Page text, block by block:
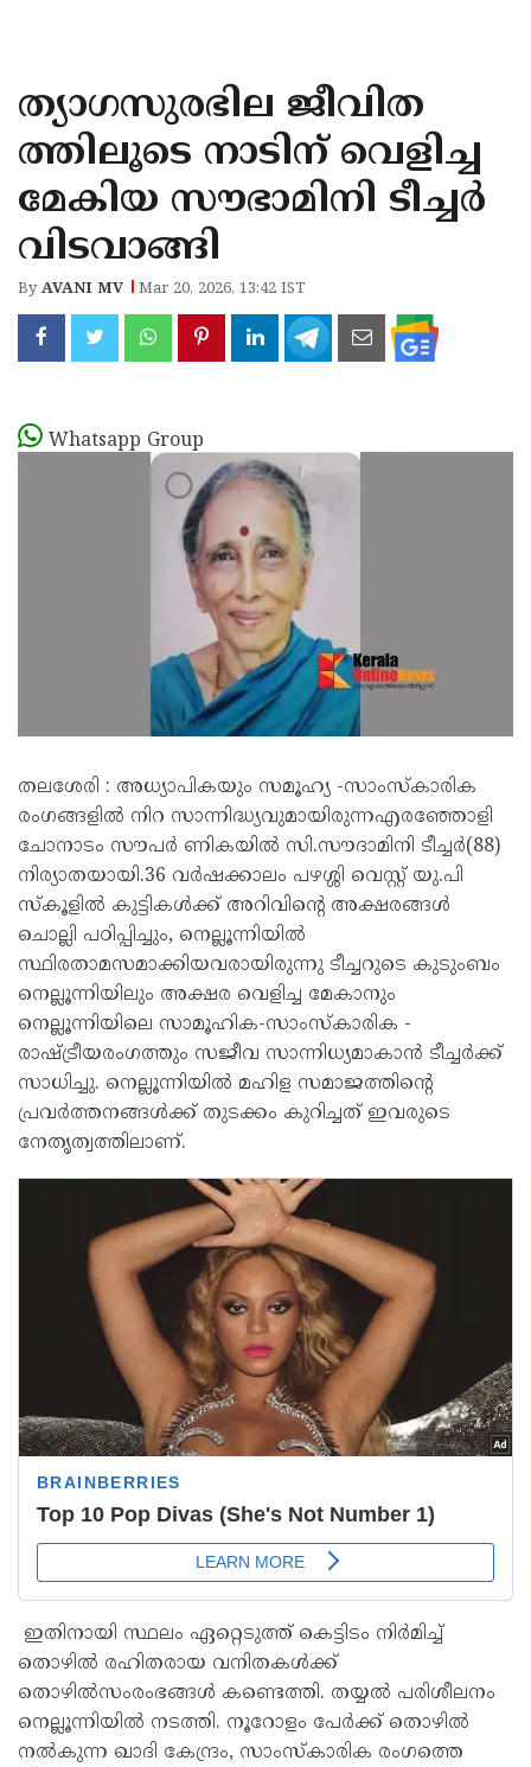
KANNUR
KASARAGOD
ത്യാഗസുരഭില ജീവിത
ത്തിലൂടെ നാടിന് വെളിച്ച
മേകിയ സൗഭാമിനി ടീച്ചർ
വിടവാങ്ങി
ByAVANI MV Mar 20, 2026, 13:42 IST
Whatsapp Group
തലശേരി : അധ്യാപികയും സമൂഹ്യ -സാംസ്കാരിക
രംഗങ്ങളിൽ നിറ സാന്നിദ്ധ്യവുമായിരുന്നഎരഞ്ഞോളി
ചോനാടം സൗപർ ണികയിൽ സി.സൗദാമിനി ടീച്ചർ(88)
നിര്യാതയായി.36 വർഷക്കാലം പഴശ്ശി വെസ്റ്റ് യു.പി
സ്കൂളിൽ കുട്ടികൾക്ക് അറിവിൻ്റെ അക്ഷരങ്ങൾ
ചൊല്ലി പഠിപ്പിച്ചും, നെല്ലൂന്നിയിൽ
സ്ഥിരതാമസമാക്കിയവരായിരുന്നു ടീച്ചറുടെ കുടുംബം
നെല്ലൂന്നിയിലും അക്ഷര വെളിച്ച മേകാനും
നെല്ലൂന്നിയിലെ സാമൂഹിക-സാംസ്കാരിക -
രാഷ്ട്രീയരംഗത്തും സജീവ സാന്നിധ്യമാകാൻ ടീച്ചർക്ക്
സാധിച്ചു. നെല്ലൂന്നിയിൽ മഹിള സമാജത്തിൻ്റെ
പ്രവർത്തനങ്ങൾക്ക് തുടക്കം കുറിച്ചത് ഇവരുടെ
നേതൃത്വത്തിലാണ്.
ഇതിനായി സ്ഥലം ഏറ്റെടുത്ത് കെട്ടിടം നിർമിച്ച്
തൊഴിൽ രഹിതരായ വനിതകൾക്ക്
തൊഴിൽസംരംഭങ്ങൾ കണ്ടെത്തി. തയ്യൽ പരിശീലനം
നെല്ലൂന്നിയിൽ നടത്തി. നൂറോളം പേർക്ക് തൊഴിൽ
നൽകുന്ന ഖാദി കേന്ദ്രം, സാംസ്കാരിക രംഗത്തെ